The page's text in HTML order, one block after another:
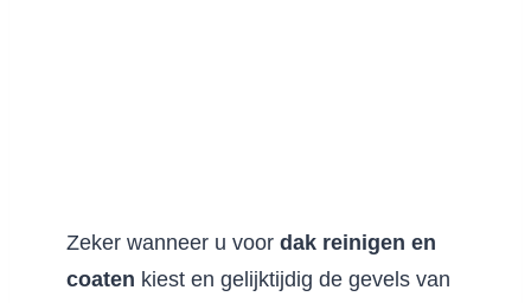
Zeker wanneer u voor dak reinigen en
coaten kiest en gelijktijdig de gevels van